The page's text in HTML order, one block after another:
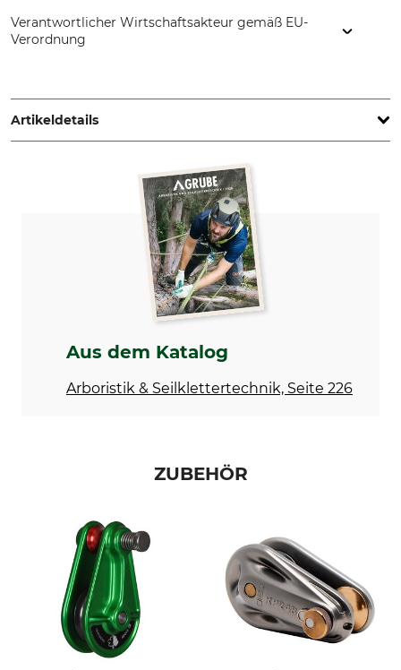
Verantwortlicher Wirtschaftsakteur gemäß EU-
Verordnung
www.mycourant.com
Artikeldetails
Produkttyp
Rigging-Schlinge
Herstellung
Made in France
Gewicht
601 g
Aus dem Katalog
Arboristik & Seilklettertechnik, Seite 226
ZUBEHÖR